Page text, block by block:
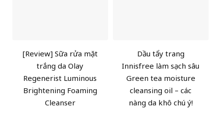
[Review] Sữa rửa mặt
trắng da Olay
Regenerist Luminous
Brightening Foaming
Cleanser
Dầu tẩy trang
Innisfree làm sạch sâu
Green tea moisture
cleansing oil – các
nàng da khô chú ý!